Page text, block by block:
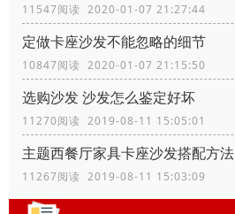
11547阅读 2020-01-07 21:27:44
定做卡座沙发不能忽略的细节
10847阅读 2020-01-07 21:15:50
选购沙发 沙发怎么鉴定好坏
11270阅读 2019-08-11 15:05:01
主题西餐厅家具卡座沙发搭配方法
11267阅读 2019-08-11 15:03:09